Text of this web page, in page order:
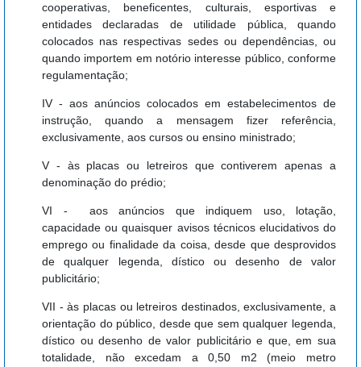
cooperativas, beneficentes, culturais, esportivas e
entidades declaradas de utilidade pública, quando
colocados nas respectivas sedes ou dependências, ou
quando importem em notório interesse público, conforme
regulamentação;
IV - aos anúncios colocados em estabelecimentos de
instrução, quando a mensagem fizer referência,
exclusivamente, aos cursos ou ensino ministrado;
V - às placas ou letreiros que contiverem apenas a
denominação do prédio;
VI - aos anúncios que indiquem uso, lotação,
capacidade ou quaisquer avisos técnicos elucidativos do
emprego ou finalidade da coisa, desde que desprovidos
de qualquer legenda, dístico ou desenho de valor
publicitário;
VII - às placas ou letreiros destinados, exclusivamente, a
orientação do público, desde que sem qualquer legenda,
dístico ou desenho de valor publicitário e que, em sua
totalidade, não excedam a 0,50 m2 (meio metro